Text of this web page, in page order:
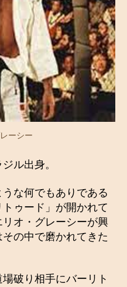
ーシー
ル出身。
な何でもありである
ゥード」が開かれて
オ・グレーシーが興
の中で磨かれてきた
破り相手にバーリト